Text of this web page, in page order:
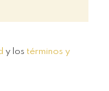
y los términos y